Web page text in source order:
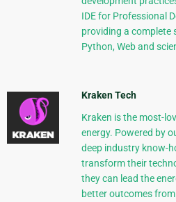
IDE for Professional
providing a complete
Python, Web and
Kraken Tech
Kraken is the most-
energy. Powered by
deep industry know-
transform their
they can lead the
better outcomes